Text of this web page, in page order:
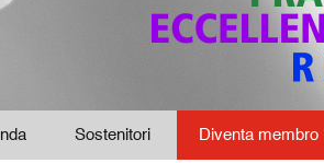
Sostenitori Diventa membro